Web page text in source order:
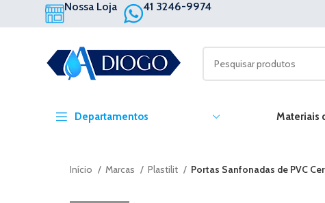
Nossa Loja 41 3246-9974
Departamentos Materiais
Início Marcas Plastilit Portas Sanfonadas de PVC